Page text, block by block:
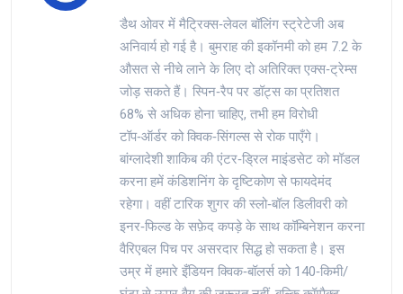
डैथ ओवर में मैट्रिक्स‑लेवल बॉलिंग स्ट्रेटेजी अब
अनिवार्य हो गई है। बुमराह की इकॉनमी को हम 7.2 के
औसत से नीचे लाने के लिए दो अतिरिक्त एक्स‑ट्रेम्स
जोड़ सकते हैं। स्पिन‑रैप पर डॉट्स का प्रतिशत
68% से अधिक होना चाहिए, तभी हम विरोधी
टॉप‑ऑर्डर को क्विक‑सिंगल्स से रोक पाएँगे।
बांग्लादेशी शाकिब की एंटर‑ड्रिल माइंडसेट को मॉडल
करना हमें कंडिशनिंग के दृष्टिकोण से फायदेमंद
रहेगा। वहीं टारिक शुगर की स्लो‑बॉल डिलीवरी को
इनर‑फिल्ड के सफ़ेद कपड़े के साथ कॉम्बिनेशन करना
वैरिएबल पिच पर असरदार सिद्ध हो सकता है। इस
उम्र में हमारे इँडियन क्विक‑बॉलर्स को 140‑किमी/